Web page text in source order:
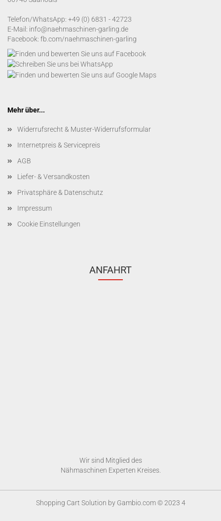
Telefon/WhatsApp: +49 (0) 6831 - 42723
E-Mail: info@naehmaschinen-garling.de
Facebook: fb.com/naehmaschinen-garling
Mehr über...
Widerrufsrecht & Muster-Widerrufsformular
Internetpreis & Servicepreis
AGB
Liefer- & Versandkosten
Privatsphäre & Datenschutz
Impressum
Cookie Einstellungen
ANFAHRT
Wir sind Mitglied des
Nähmaschinen Experten Kreises.
Shopping Cart Solution by Gambio.com © 2023 4